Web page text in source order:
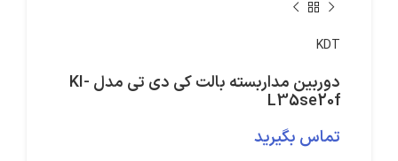
KDT
دوربین مداربسته بالت کی دی تی مدل KI-
L35se20f